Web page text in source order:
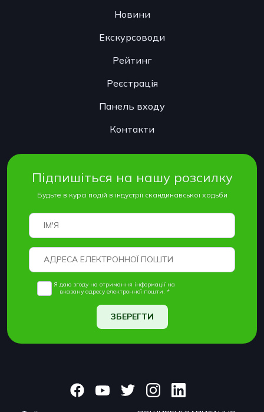
Новини
Екскурсоводи
Рейтинг
Реєстрація
Панель входу
Контакти
Підпишіться на нашу розсилку
Будьте в курсі подій в індустрії скандинавської ходьби
Я даю згоду на отримання інформації на
вказану адресу електронної пошти. *
ЗБЕРЕГТИ